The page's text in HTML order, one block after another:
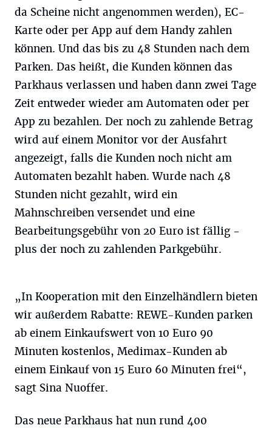
da Scheine nicht angenommen werden), EC-
Karte oder per App auf dem Handy zahlen
können. Und das bis zu 48 Stunden nach dem
Parken. Das heißt, die Kunden können das
Parkhaus verlassen und haben dann zwei Tage
Zeit entweder wieder am Automaten oder per
App zu bezahlen. Der noch zu zahlende Betrag
wird auf einem Monitor vor der Ausfahrt
angezeigt, falls die Kunden noch nicht am
Automaten bezahlt haben. Wurde nach 48
Stunden nicht gezahlt, wird ein
Mahnschreiben versendet und eine
Bearbeitungsgebühr von 20 Euro ist fällig -
plus der noch zu zahlenden Parkgebühr.
„In Kooperation mit den Einzelhändlern bieten
wir außerdem Rabatte: REWE-Kunden parken
ab einem Einkaufswert von 10 Euro 90
Minuten kostenlos, Medimax-Kunden ab
einem Einkauf von 15 Euro 60 Minuten frei“,
sagt Sina Nuoffer.
Das neue Parkhaus hat nun rund 400